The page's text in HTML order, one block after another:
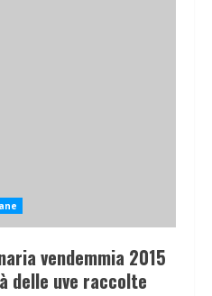
vendemmia 2015
delle uve raccolte